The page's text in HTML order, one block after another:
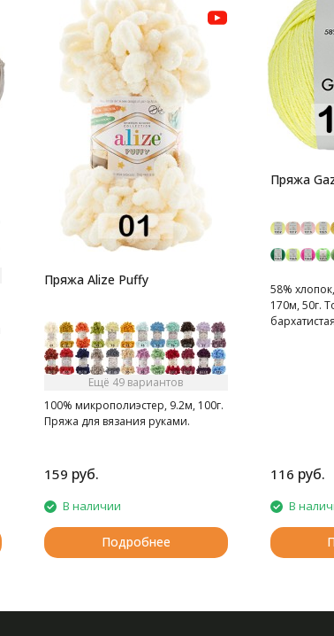
Пряжа Alize Puffy
Ещё 49 вариантов
100% микрополиэстер, 9.2м, 100г.
Пряжа для вязания руками.
159 руб.
В наличии
Подробнее
Пряжа
58%
170м, 50г.
116 руб.
В